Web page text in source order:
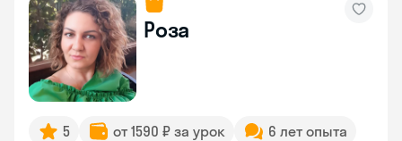
Роза
5 от 1590 ₽ за урок
6 лет опыта